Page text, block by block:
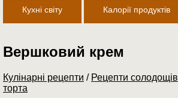
Кухні світу Калорії продуктів
Вершковий крем
Кулінарні рецепти / Рецепти солодощів
торта